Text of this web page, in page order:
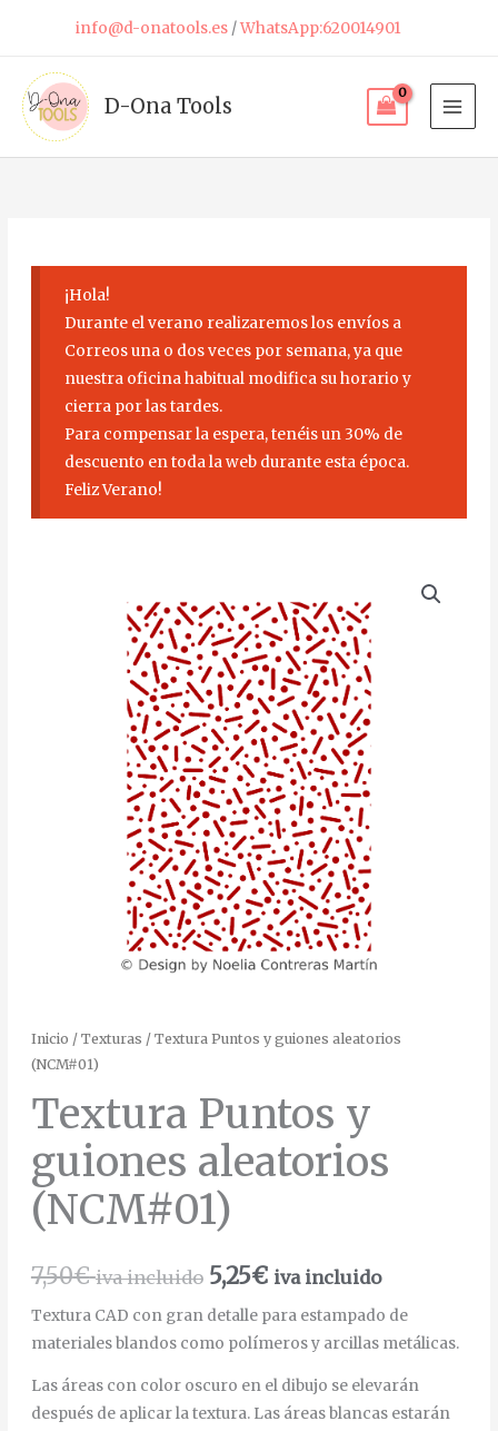
contenido
info@d-onatools.es/WhatsApp:620014901
D-Ona Tools
¡Hola!
Durante el verano realizaremos los envíos a
Correos una o dos veces por semana, ya que
nuestra oficina habitual modifica su horario y
cierra por las tardes.
Para compensar la espera, tenéis un 30% de
descuento en toda la web durante esta época.
Feliz Verano!
Inicio / Texturas / Textura Puntos y guiones aleatorios
(NCM#01)
Textura Puntos y
guiones aleatorios
(NCM#01)
7,50€ iva incluido 5,25€ iva incluido
Textura CAD con gran detalle para estampado de
materiales blandos como polímeros y arcillas metálicas.
Las áreas con color oscuro en el dibujo se elevarán
después de aplicar la textura. Las áreas blancas estarán